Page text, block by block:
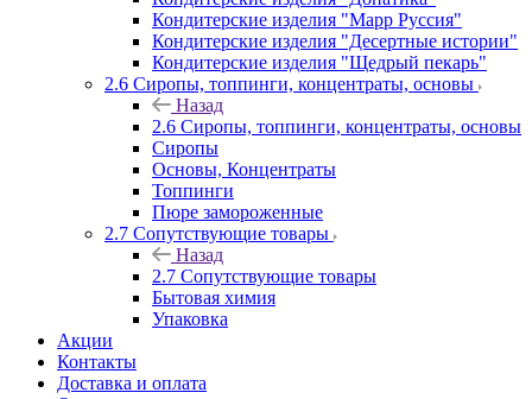
Кондитерские изделия "Марр Руссия"
Кондитерские изделия "Десертные истории"
Кондитерские изделия "Щедрый пекарь"
2.6 Сиропы, топпинги, концентраты, основы
Назад
2.6 Сиропы, топпинги, концентраты, основы
Сиропы
Основы, Концентраты
Топпинги
Пюре замороженные
2.7 Сопутствующие товары
Назад
2.7 Сопутствующие товары
Бытовая химия
Упаковка
Акции
Контакты
Доставка и оплата